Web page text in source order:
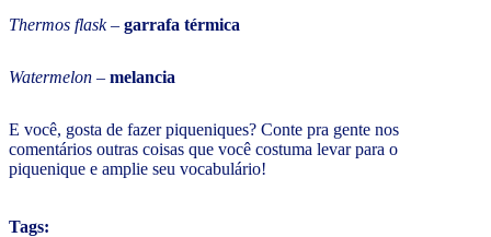
Thermos flask– garrafa térmica
Watermelon – melancia
E você, gosta de fazer piqueniques? Conte pra gente nos
comentários outras coisas que você costuma levar para o
piquenique e amplie seu vocabulário!
Tags: